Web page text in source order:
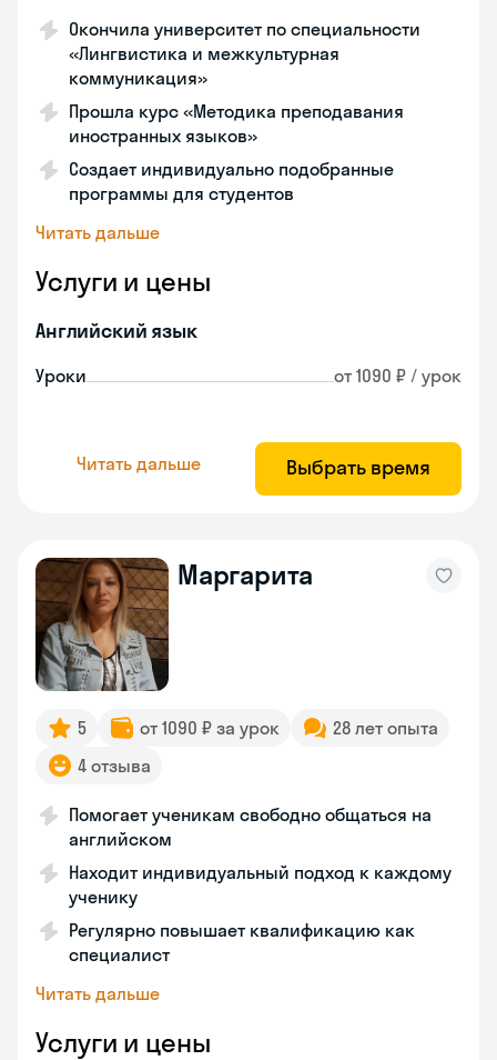
Окончила университет по специальности
«Лингвистика и межкультурная
коммуникация»
Прошла курс «Методика преподавания
иностранных языков»
Создает индивидуально подобранные
программы для студентов
Читать дальше
Услуги и цены
Английский язык
Уроки от 1090 ₽ / урок
Читать дальше Выбрать время
Маргарита
5 от 1090 ₽ за урок
28 лет опыта
4 отзыва
Помогает ученикам свободно общаться на
английском
Находит индивидуальный подход к каждому
ученику
Регулярно повышает квалификацию как
специалист
Читать дальше
Услуги и цены